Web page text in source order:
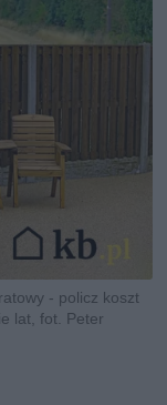
- policz koszt
lat, fot. Peter